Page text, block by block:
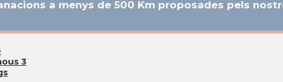
a menys de 500 Km proposades pels
3